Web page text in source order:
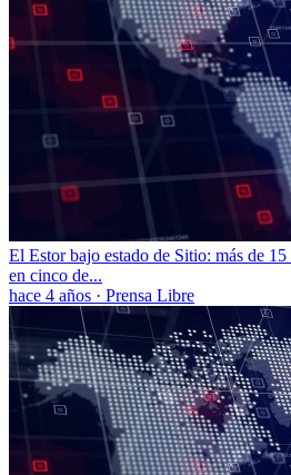
El Estor bajo estado de Sitio: más de
en cinco de...
hace 4 años · Prensa Libre